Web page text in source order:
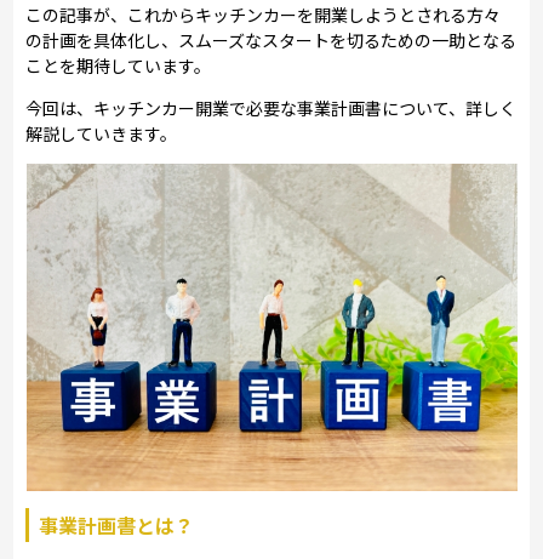
この記事が、これからキッチンカーを開業しようとされる方々
の計画を具体化し、スムーズなスタートを切るための一助となる
ことを期待しています。
今回は、キッチンカー開業で必要な事業計画書について、詳しく
解説していきます。
事業計画書とは？